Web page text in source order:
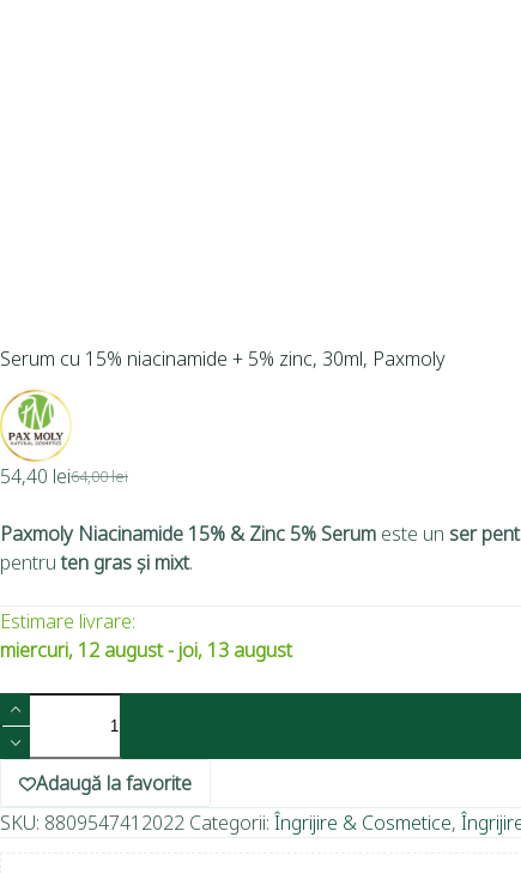
Serum cu 15% niacinamide + 5% zinc, 30ml, Paxmoly
64,00lei
54,40 lei
Paxmoly Niacinamide 15% & Zinc 5% Serum este un ser
pentruten gras și mixt.
Estimare livrare:
miercuri, 12 august - joi, 13 august
Adaugă la favorite
SKU: 8809547412022 Categorii: Îngrijire & Cosmetice,